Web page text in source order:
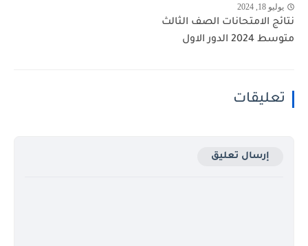
يوليو 18, 2024
نتائج الامتحانات الصف الثالث
متوسط 2024 الدور الاول
تعليقات
إرسال تعليق